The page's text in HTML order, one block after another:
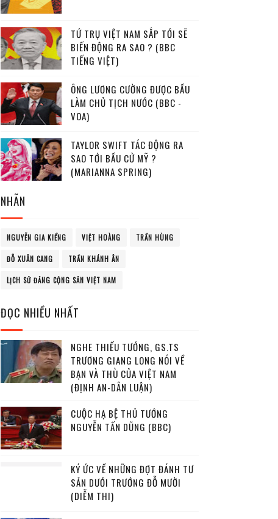
TỨ TRỤ VIỆT NAM SẮP TỚI SẼ
BIẾN ĐỘNG RA SAO ? (BBC
TIẾNG VIỆT)
ÔNG LƯƠNG CƯỜNG ĐƯỢC BẦU
LÀM CHỦ TỊCH NƯỚC (BBC -
VOA)
TAYLOR SWIFT TÁC ĐỘNG RA
SAO TỚI BẦU CỬ MỸ ?
(MARIANNA SPRING)
NHÃN
NGUYỄN GIA KIỂNG VIỆT HOÀNG TRẦN HÙNG
ĐỖ XUÂN CANG TRẦN KHÁNH ÂN
LỊCH SỬ ĐẢNG CỘNG SẢN VIỆT NAM
ĐỌC NHIỀU NHẤT
NGHE THIẾU TƯỚNG, GS.TS
TRƯƠNG GIANG LONG NÓI VỀ
BẠN VÀ THÙ CỦA VIỆT NAM
(ĐỊNH AN-DÂN LUẬN)
CUỘC HẠ BỆ THỦ TƯỚNG
NGUYỄN TẤN DŨNG (BBC)
KÝ ỨC VỀ NHỮNG ĐỢT ĐÁNH TƯ
SẢN DƯỚI TRƯỚNG ĐỖ MƯỜI
(DIỄM THI)